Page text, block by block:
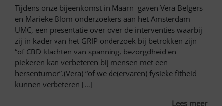
Tijdens onze bijeenkomst in Maarn gaven Vera Belgers
en Marieke Blom onderzoekers aan het Amsterdam
UMC, een presentatie over over de interventies waarbij
zij in kader van het GRIP onderzoek bij betrokken zijn
“of CBD klachten van spanning, bezorgdheid en
piekeren kan verbeteren bij mensen met een
hersentumor”.(Vera) “of we de(ervaren) fysieke fitheid
kunnen verbeteren […]
Lees meer